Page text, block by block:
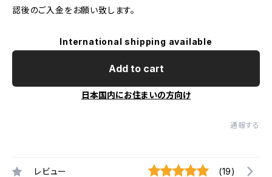
認後のご入金をお願い致します。
International shipping available
Add to cart
日本国内にお住まいの方向け
通報する
レビュー (19)